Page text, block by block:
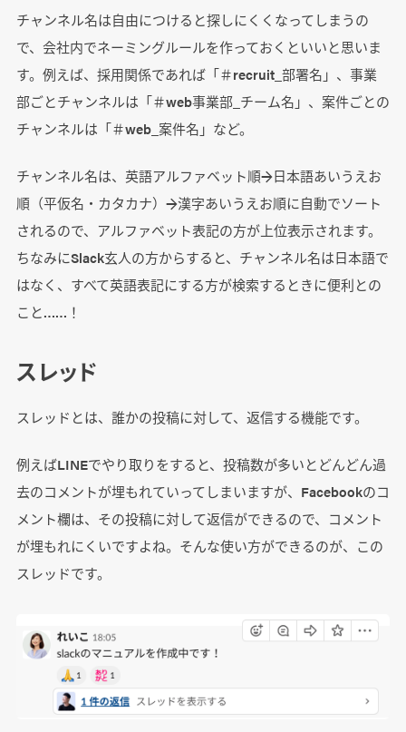
チャンネル名は自由につけると探しにくくなってしまうの
で、会社内でネーミングルールを作っておくといいと思いま
す。例えば、採用関係であれば「＃recruit_部署名」、事業
部ごとチャンネルは「＃web事業部_チーム名」、案件ごとの
チャンネルは「＃web_案件名」など。
チャンネル名は、英語アルファベット順→日本語あいうえお
順（平仮名・カタカナ）→漢字あいうえお順に自動でソート
されるので、アルファベット表記の方が上位表示されます。
ちなみにSlack玄人の方からすると、チャンネル名は日本語で
はなく、すべて英語表記にする方が検索するときに便利との
こと……！
スレッド
スレッドとは、誰かの投稿に対して、返信する機能です。
例えばLINEでやり取りをすると、投稿数が多いとどんどん過
去のコメントが埋もれていってしまいますが、Facebookのコ
メント欄は、その投稿に対して返信ができるので、コメント
が埋もれにくいですよね。そんな使い方ができるのが、この
スレッドです。